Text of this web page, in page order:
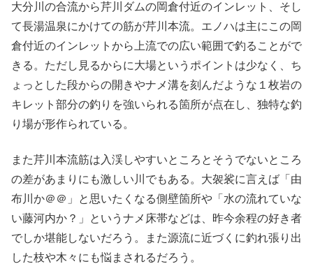
大分川の合流から芹川ダムの岡倉付近のインレット、そし
て長湯温泉にかけての筋が芹川本流。エノハは主にこの岡
倉付近のインレットから上流での広い範囲で釣ることがで
きる。ただし見るからに大場というポイントは少なく、ち
ょっとした段からの開きやナメ溝を刻んだような１枚岩の
キレット部分の釣りを強いられる箇所が点在し、独特な釣
り場が形作られている。
また芹川本流筋は入渓しやすいところとそうでないところ
の差があまりにも激しい川でもある。大袈裟に言えば「由
布川か＠＠」と思いたくなる側壁箇所や「水の流れていな
い藤河内か？」というナメ床帯などは、昨今余程の好き者
でしか堪能しないだろう。また源流に近づくに釣れ張り出
した枝や木々にも悩まされるだろう。